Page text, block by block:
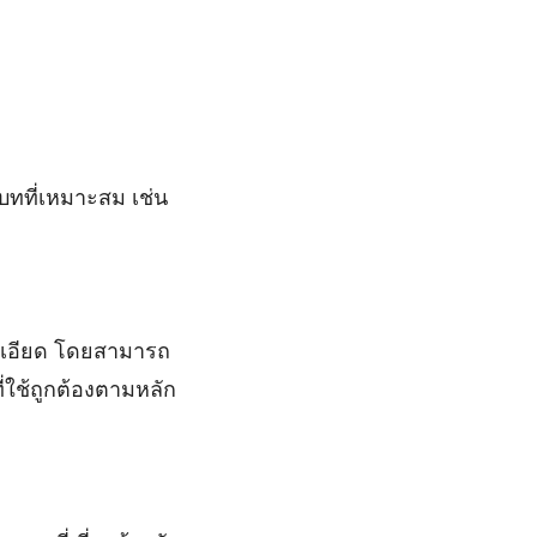
ที่เหมาะสม เช่น
อียด โดยสามารถ
ช้ถูกต้องตามหลัก